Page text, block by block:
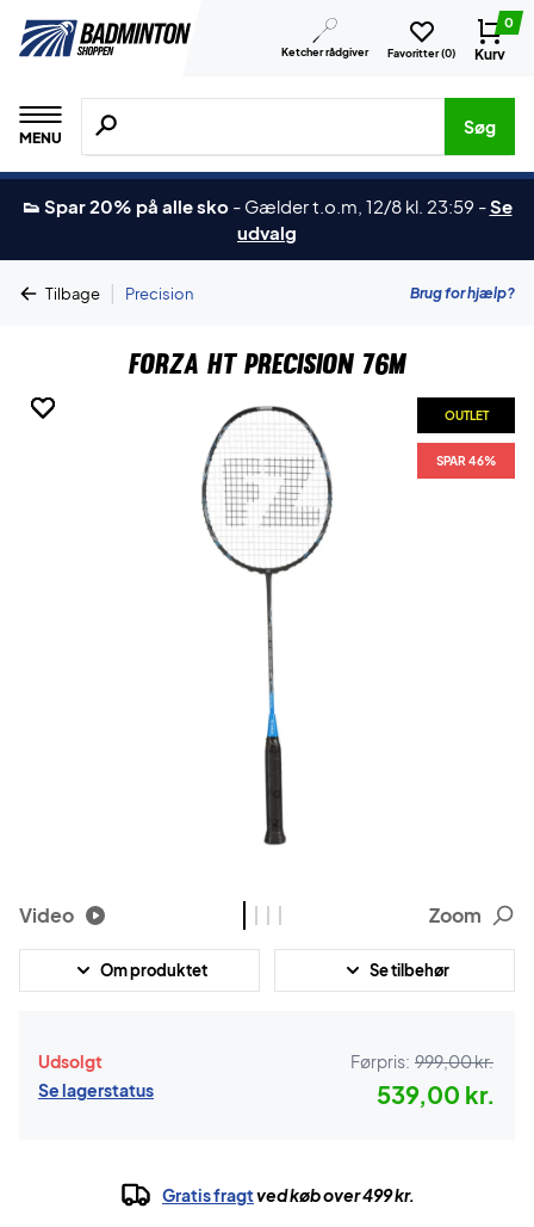
Ketcher rådgiver Favoritter (0)
0
Kurv
MENU
Søg efter produkter, mærker etc.
Søg
👟 Spar 20% på alle sko - Gælder t.o.m, 12/8 kl. 23:59 -Se
udvalg
Tilbage | Precision Brug for hjælp?
Forza HT Precision 76M
OUTLET
SPAR 46%
OUTLET
SPAR 46%
OUTLET
SPAR 46%
OUTLET
SPAR 46%
Video Zoom
Om produktet Se tilbehør
Udsolgt
Se lagerstatus
Førpris: 999,00 kr.
539,00 kr.
Gratis fragtved køb over 499 kr.